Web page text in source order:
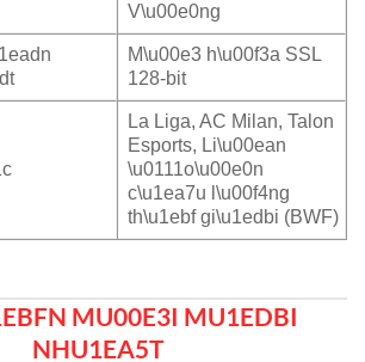
V\u00e0ng
M\u00e3 h\u00f3a SSL
128-bit
La Liga, AC Milan, Talon
Esports, Li\u00ean
\u0111o\u00e0n
c\u1ea7u l\u00f4ng
th\u1ebf gi\u1edbi (BWF)
MU00E3I MU1EDBI
NHU1EA5T